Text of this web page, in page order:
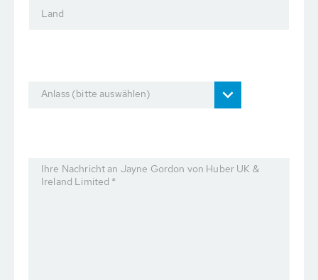
Land
Anlass (bitte auswählen)
Ihre Nachricht an Jayne Gordon von Huber UK &
Ireland Limited *